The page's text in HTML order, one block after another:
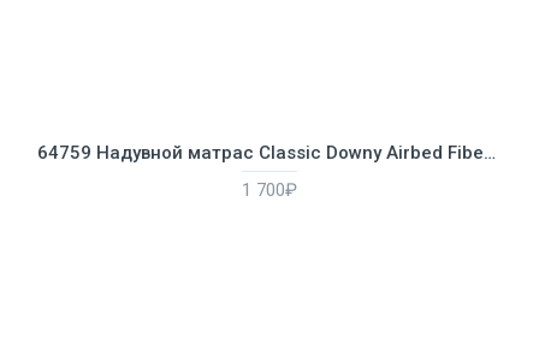
64759 Надувной матрас Classic Downy Airbed Fiber-Tech, 152х203х25см
1 700₽